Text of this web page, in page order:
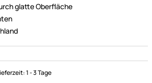
glatte Oberfläche
1 - 3 Tage